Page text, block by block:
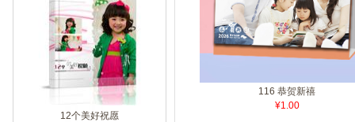
12个美好祝愿
116 恭贺新禧
¥1.00